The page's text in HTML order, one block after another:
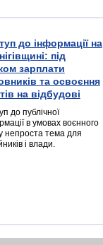
до інформації на
під
зарплати
та освоєння
на відбудові
до публічної
в умовах воєнного
непроста тема для
і влади.